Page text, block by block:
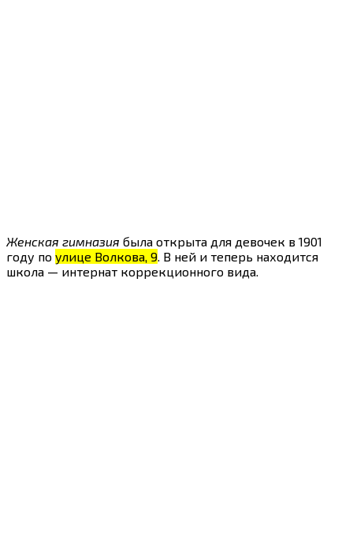
Женская гимназия была открыта для девочек в 1901
году по улице Волкова, 9. В ней и теперь находится
школа — интернат коррекционного вида.